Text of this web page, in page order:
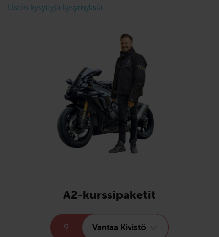
Usein kysyttyjä kysymyksiä
A2-kurssipaketit
Vantaa Kivistö